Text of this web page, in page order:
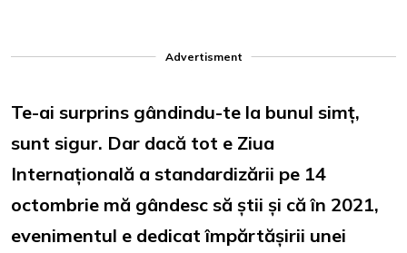
Advertisment
Te-ai surprins gândindu-te la bunul simț,
sunt sigur. Dar dacă tot e Ziua
Internațională a standardizării pe 14
octombrie mă gândesc să știi și că în 2021,
evenimentul e dedicat împărtășirii unei